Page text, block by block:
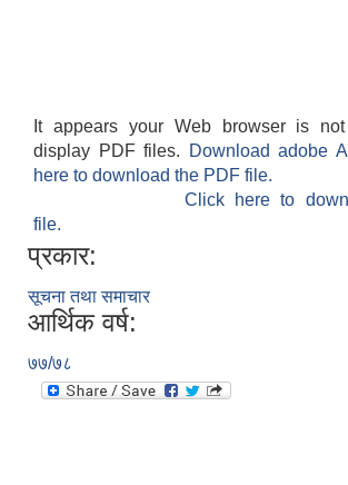
It appears your Web browser is
display PDF files.
Download adobe
here to download the PDF file.
Click here to
file.
प्रकार:
सूचना तथा समाचार
आर्थिक वर्ष:
७७/७८